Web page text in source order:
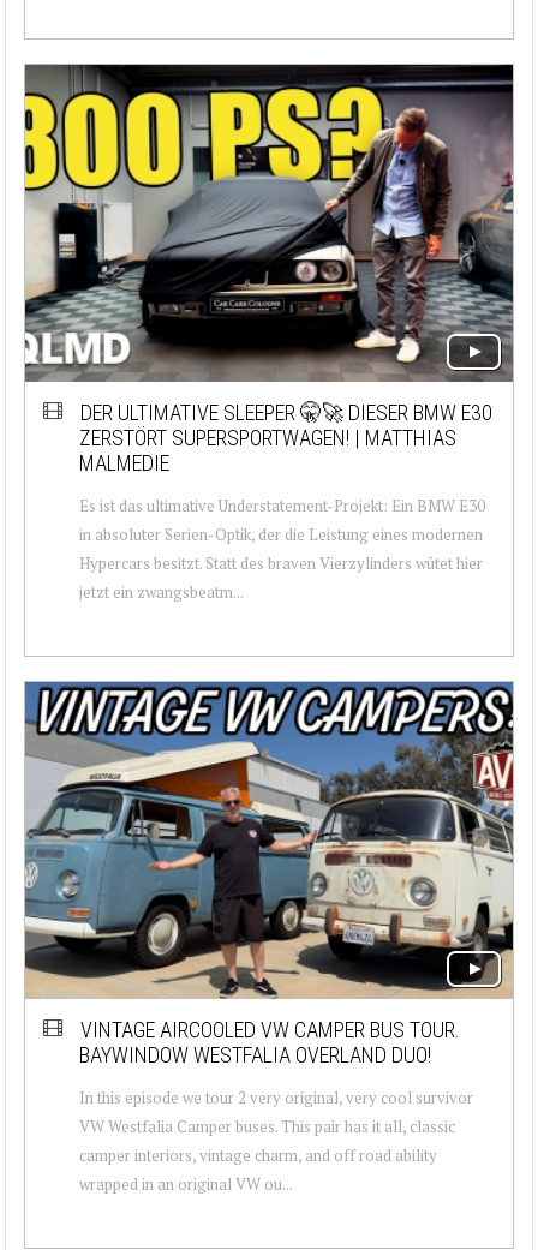
DER ULTIMATIVE SLEEPER 🤫🚀 DIESER BMW E30
ZERSTÖRT SUPERSPORTWAGEN! | MATTHIAS
MALMEDIE
Es ist das ultimative Understatement-Projekt: Ein BMW E30
in absoluter Serien-Optik, der die Leistung eines modernen
Hypercars besitzt. Statt des braven Vierzylinders wütet hier
jetzt ein zwangsbeatm...
VINTAGE AIRCOOLED VW CAMPER BUS TOUR.
BAYWINDOW WESTFALIA OVERLAND DUO!
In this episode we tour 2 very original, very cool survivor
VW Westfalia Camper buses. This pair has it all, classic
camper interiors, vintage charm, and off road ability
wrapped in an original VW ou...